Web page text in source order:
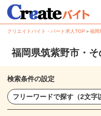
クリエイトバイト・パート求人TOP ＞福岡
福岡県筑紫野市・
検索条件の設定